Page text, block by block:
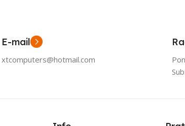
E-mail
xtcomputers@hotmail.com